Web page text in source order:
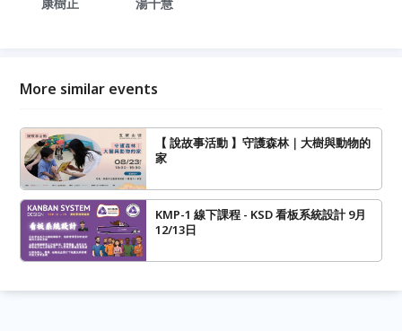
More similar events
【 說故事活動 】守護森林｜大樹與動物的
家
KMP-1 線下課程 - KSD 看板系統設計 9月
12/13日